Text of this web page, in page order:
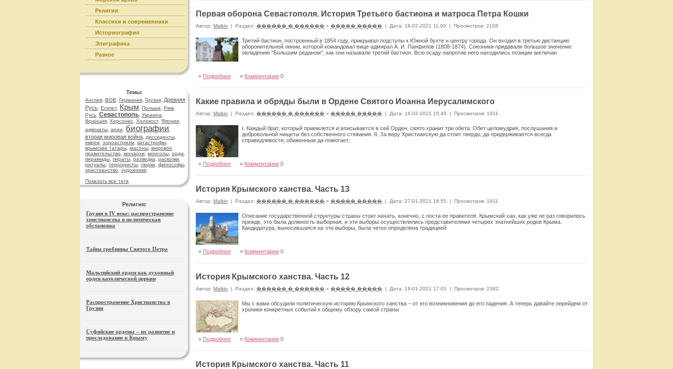
Религия
Классики и современники
Историография
Эпиграфика
Разное
Темы:
Англия ВОВ Германия Грузия
Древняя
Русь Египет, Крым Польша Рим
Русь Севастополь Украина
Франция Херсонес Холокост, Япония
адвокаты арии биографии
вторая мировая война диссиденты
евреи
зороастризм катастрофы
крымские татары масоны мировое
правительство
монархи монголы орда
пирамиды пираты разведка раскопки
ритуалы террористы тюрки философы
христианство
художники
Показать все теги
Религия:
Грузия в IV веке: распространение
христианства и политическая
обстановка
Тайна гробницы Святого Петра
Мальтийский орден как духовный
орден католической церкви
Распространение Христианства в
Грузии
Суфийские ордены – их развитие и
преследование в Крыму
Первая оборона Севастополя. История Третьего бастиона и матроса Петра Кошки
Автор: Malkin | Раздел: ������ � ������ » ����� ����� | Дата: 18-02-2021 11:00 | Просмотров: 2108
Третий бастион, построенный в 1854 году, прикрывал подступы к Южной бухте и центру города. Он входил в третью дистанцию
оборонительной линии, которой командовал вице-адмирал А. И. Панфилов (1808-1874). Союзники придавали большое значение
овладению "Большим реданом", как они называли третий бастион. Всю осаду напротив него находились позиции англичан
» Подробнее » Комментарии 0
Какие правила и обряды были в Ордене Святого Иоанна Иерусалимского
Автор: Malkin | Раздел: ������ � ������ » ����� ����� | Дата: 16-02-2021 15:45 | Просмотров: 1911
I. Каждый брат, который приемлется и вписывается в сей Орден, свято хранит три обета: Обет целомудрия, послушания и
добровольной нищеты без собственного стяжания. II. За веру Христианскую да стоит твердо; да придерживается всегда
справедливости; обиженным да помогает;
» Подробнее » Комментарии 0
История Крымского ханства. Часть 13
Автор: Malkin | Раздел: ������ � ������ » ����� ����� | Дата: 27-01-2021 18:55 | Просмотров: 1911
Описание государственной структуры страны стоит начать, конечно, с поста ее правителя. Крымский хан, как уже не раз говорилось
прежде, это была должность выборная, и эти выборы осуществлялись представителями четырех знатнейших родов Крыма.
Кандидатура, выносившаяся на эти выборы, была четко определена традицией:
» Подробнее » Комментарии 0
История Крымского ханства. Часть 12
Автор: Malkin | Раздел: ������ � ������ » ����� ����� | Дата: 19-01-2021 17:01 | Просмотров: 2362
Мы с вами обсудили политическую историю Крымского ханства – от его возникновения до его падения. А теперь давайте перейдем от
хроники конкретных событий к общему обзору самой страны
» Подробнее » Комментарии 0
История Крымского ханства. Часть 11